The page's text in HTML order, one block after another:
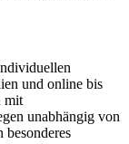
und online bis
mit
unabhängig von